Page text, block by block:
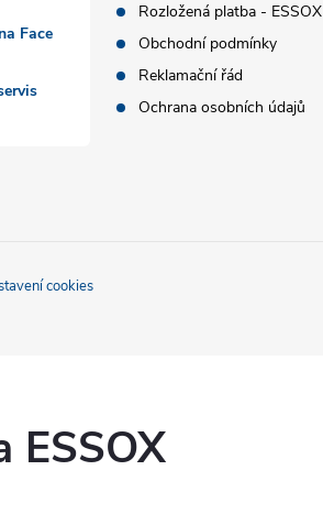
Face
Rozložená platba - ESSOX
Obchodní podmínky
Reklamační řád
Ochrana osobních údajů
cookies
ESSOX